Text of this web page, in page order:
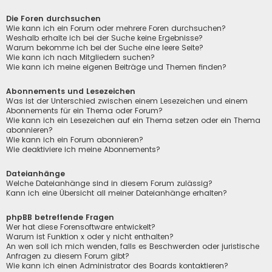
Die Foren durchsuchen
Wie kann ich ein Forum oder mehrere Foren durchsuchen?
Weshalb erhalte ich bei der Suche keine Ergebnisse?
Warum bekomme ich bei der Suche eine leere Seite?
Wie kann ich nach Mitgliedern suchen?
Wie kann ich meine eigenen Beiträge und Themen finden?
Abonnements und Lesezeichen
Was ist der Unterschied zwischen einem Lesezeichen und einem
Abonnements für ein Thema oder Forum?
Wie kann ich ein Lesezeichen auf ein Thema setzen oder ein Thema
abonnieren?
Wie kann ich ein Forum abonnieren?
Wie deaktiviere ich meine Abonnements?
Dateianhänge
Welche Dateianhänge sind in diesem Forum zulässig?
Kann ich eine Übersicht all meiner Dateianhänge erhalten?
phpBB betreffende Fragen
Wer hat diese Forensoftware entwickelt?
Warum ist Funktion x oder y nicht enthalten?
An wen soll ich mich wenden, falls es Beschwerden oder juristische
Anfragen zu diesem Forum gibt?
Wie kann ich einen Administrator des Boards kontaktieren?